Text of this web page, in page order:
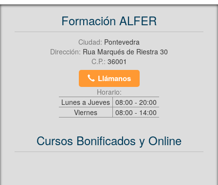
Formación ALFER
Ciudad: Pontevedra
Dirección: Rua Marqués de Riestra 30
C.P.: 36001
Llámanos
Horario:
Lunes a Jueves 08:00 - 20:00
Viernes
08:00 - 14:00
Cursos Bonificados y Online